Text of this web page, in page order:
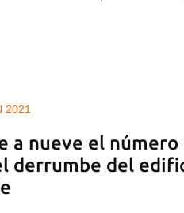
2021
a nueve el
derrumbe del